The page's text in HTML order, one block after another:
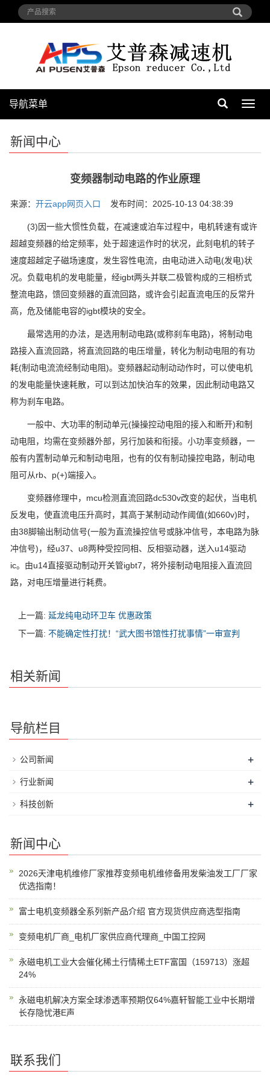
导
导航菜单
新闻中心
变频器制动电路的作业原理
来源： 开云app网页入口 发布时间：2025-10-13 04:38:39
(3)因一些大惯性负载，在减速或泊车过程中，电机转速有或许
超越变频器的给定频率，处于超速运作时的状况，此刻电机的转子
速度超越定子磁场速度，发生容性电流，由电动进入动电(发电)状
况。负载电机的发电能量，经igbt两头并联二极管构成的三相桥式
整流电路，馈回变频器的直流回路，或许会引起直流电压的反常升
高，危及储能电容的igbt模块的安全。
最常选用的办法，是选用制动电路(或称刹车电路)，将制动电
路接入直流回路，将直流回路的电压增量，转化为制动电阻的有功
耗(制动电流流经制动电阻)。变频器起动制动动作时，可以使电机
的发电能量快速耗散，可以到达加快泊车的效果，因此制动电路又
称为刹车电路。
一般中、大功率的制动单元(操操控动电阻的接入和断开)和制
动电阻，均需在变频器外部，另行加装和衔接。小功率变频器，一
般有内置制动单元和制动电阻，也有的仅有制动操控电路，制动电
阻可从rb、p(+)端接入。
变频器修理中，mcu检测直流回路dc530v改变的起伏，当电机
反发电，使直流电压升高时，其高于某制动动作阈值(如660v)时，
由38脚输出制动信号(一般为直流操控信号或脉冲信号，本电路为脉
冲信号)，经u37、u8两种受控同相、反相驱动器，送入u14驱动
ic。由u14直接驱动制动开关管igbt7，将外接制动电阻接入直流回
路，对电压增量进行耗费。
上一篇: 延龙纯电动环卫车 优惠政策
下一篇: 不能确定性打扰！“武大图书馆性打扰事情”一审宣判
相关新闻
导航栏目
公司新闻 +
行业新闻 +
科技创新 +
新闻中心
2026天津电机维修厂家推荐变频电机维修备用发柴油发工厂厂家
优选指南！
富士电机变频器全系列新产品介绍 官方现货供应商选型指南
变频电机厂商_电机厂家供应商代理商_中国工控网
永磁电机工业大会催化稀土行情稀土ETF富国（159713）涨超
24%
永磁电机解决方案全球渗透率预期仅64%嘉轩智能工业中长期增
长存隐忧港E声
联系我们